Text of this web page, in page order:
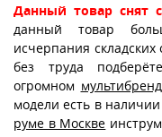
Данный товар снят
данный товар
исчерпания
без труда
огромном
модели есть в наличии
руме в Москве